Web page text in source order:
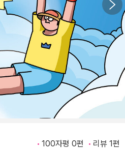
100자평 0편 리뷰 1편